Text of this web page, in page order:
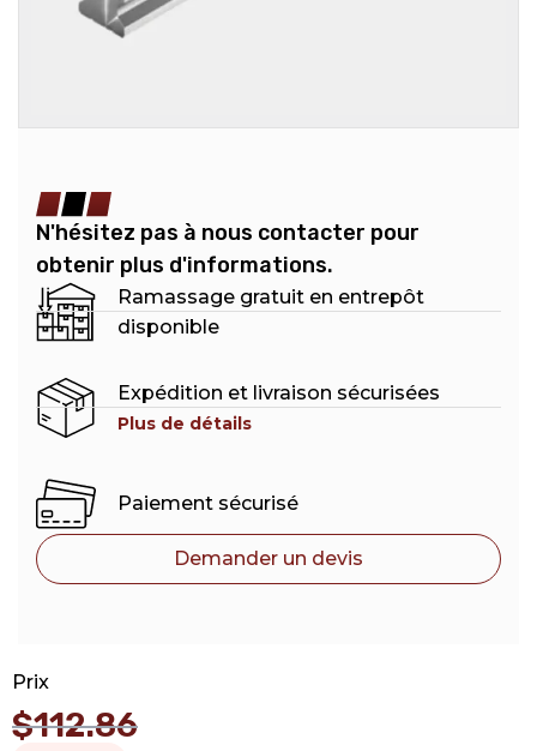
N'hésitez pas à nous contacter pour
obtenir plus d'informations.
Ramassage gratuit en entrepôt
disponible
Expédition et livraison sécurisées
Plus de détails
Paiement sécurisé
Demander un devis
Prix
$112.86